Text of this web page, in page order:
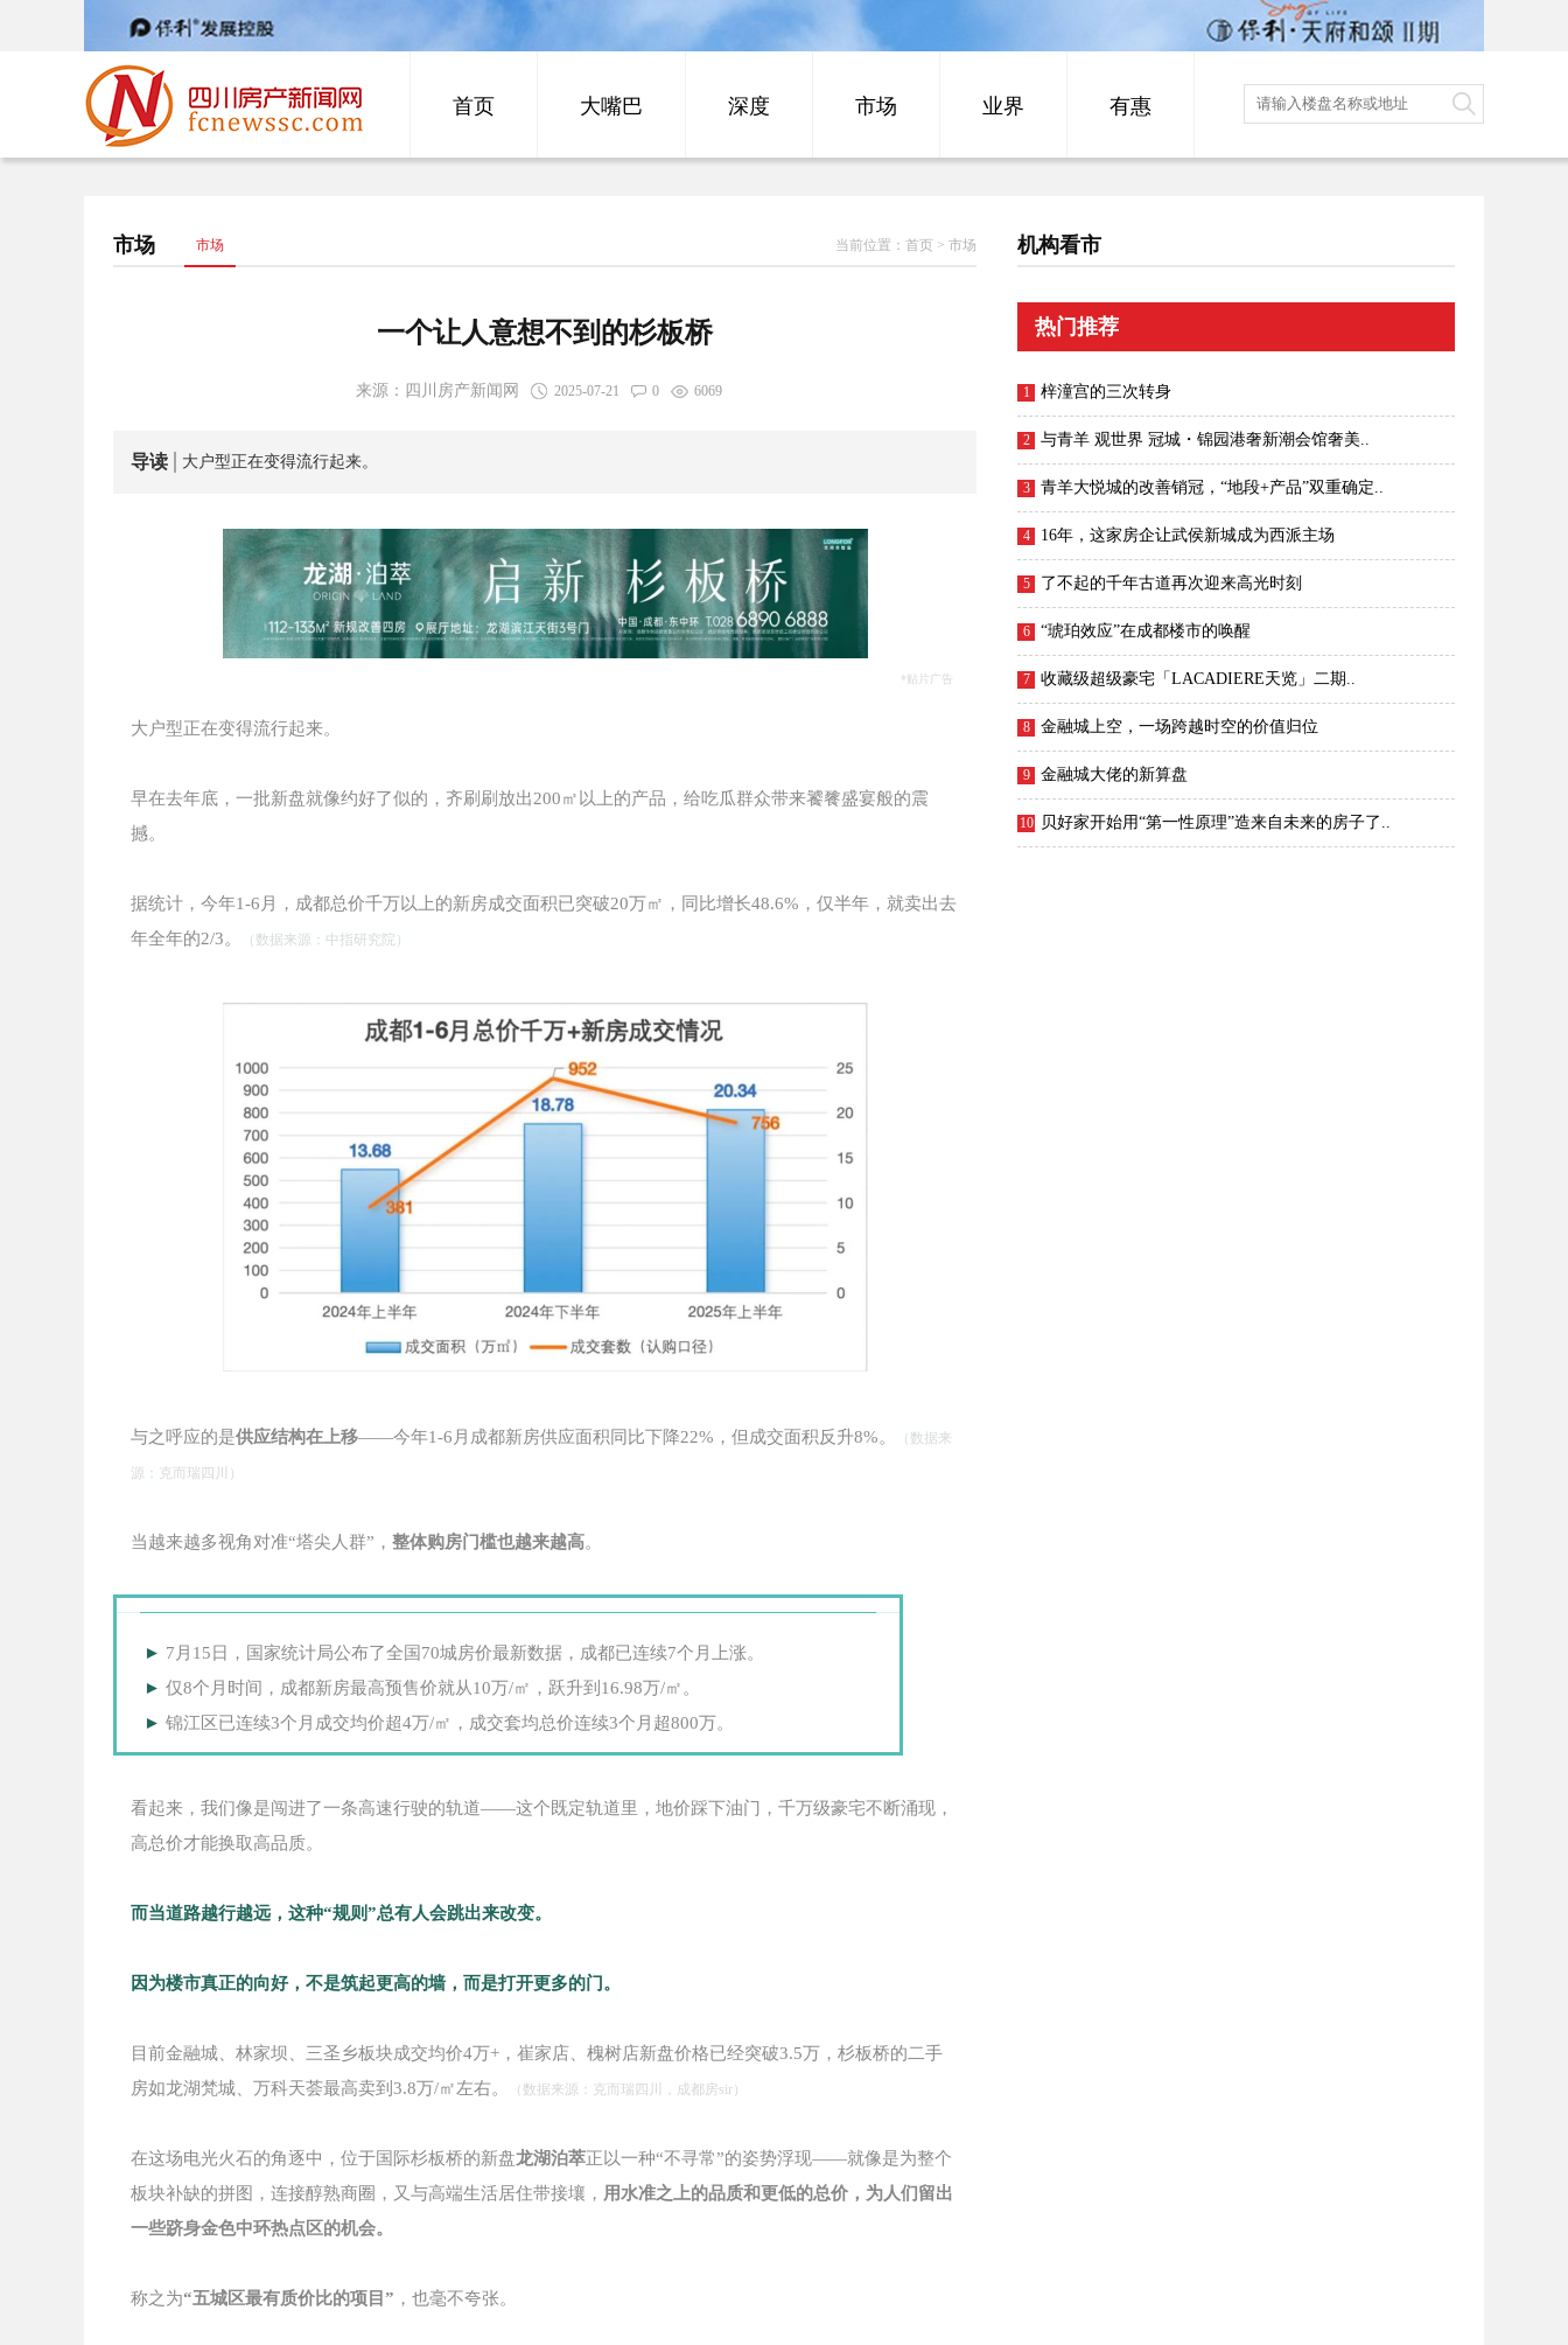
首页 大嘴巴 深度 市场 业界 有惠
市场 市场 当前位置： 首页 > 市场
一个让人意想不到的杉板桥
来源：四川房产新闻网 2025-07-21 0 6069
导读 大户型正在变得流行起来。
*贴片广告
大户型正在变得流行起来。
早在去年底，一批新盘就像约好了似的，齐刷刷放出200㎡以上的产品，给吃瓜群众带来饕餮盛宴般的震
撼。
据统计，今年1-6月，成都总价千万以上的新房成交面积已突破20万㎡，同比增长48.6%，仅半年，就卖出去
年全年的2/3。
（数据来源：中指研究院）
与之呼应的是供应结构在上移——今年1-6月成都新房供应面积同比下降22%，但成交面积反升8%。 （数据来
源：克而瑞四川）
当越来越多视角对准“塔尖人群”， 整体购房门槛也越来越高。
► 7月15日，国家统计局公布了全国70城房价最新数据，成都已连续7个月上涨。
► 仅8个月时间，成都新房最高预售价就从10万/㎡，跃升到16.98万/㎡。
► 锦江区已连续3个月成交均价超4万/㎡，成交套均总价连续3个月超800万。
看起来，我们像是闯进了一条高速行驶的轨道——这个既定轨道里，地价踩下油门， 千万级豪宅不断涌现，
高总价才能换取高品质。
而当道路越行越远，这种“规则”总有人会跳出来改变。
因为楼市真正的向好，不是筑起更高的墙，而是打开更多的门。
目前金融城、林家坝、三圣乡板块成交均价4万+，崔家店、槐树店新盘价格已经突破3.5万，杉板桥的二手
房如龙湖梵城、万科天荟最高卖到3.8万/㎡左右。
（数据来源：克而瑞四川，成都房sir）
在这场电光火石的角逐中， 位于国际杉板桥的新盘龙湖泊萃正以一种“不寻常”的姿势浮现——就像是为整个
板块补缺的拼图，连接醇熟商圈，又与高端生活居住带接壤， 用水准之上的品质和更低的总价，为人们留出
一些跻身金色中环热点区的机会。
称之为“五城区最有质价比的项目” ，也毫不夸张。
机构看市
热门推荐
1 梓潼宫的三次转身
2 与青羊 观世界 冠城・锦园港奢新潮会馆奢美..
3 青羊大悦城的改善销冠，“地段+产品”双重确定..
4 16年，这家房企让武侯新城成为西派主场
5 了不起的千年古道再次迎来高光时刻
6 “琥珀效应”在成都楼市的唤醒
7 收藏级超级豪宅「LACADIERE天览」二期..
8 金融城上空，一场跨越时空的价值归位
9 金融城大佬的新算盘
10 贝好家开始用“第一性原理”造来自未来的房子了..